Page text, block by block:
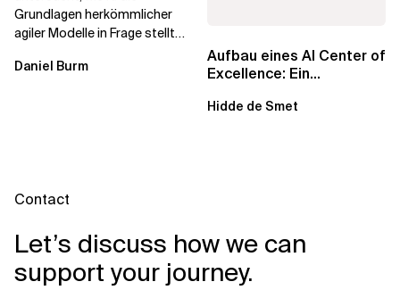
Grundlagen herkömmlicher
agiler Modelle in Frage stellt
Betriebsmodell...
Daniel Burm
Aufbau eines AI Center of
Excellence: Ein
für...
Hidde de Smet
Contact
Let’s discuss how we can
support your journey.